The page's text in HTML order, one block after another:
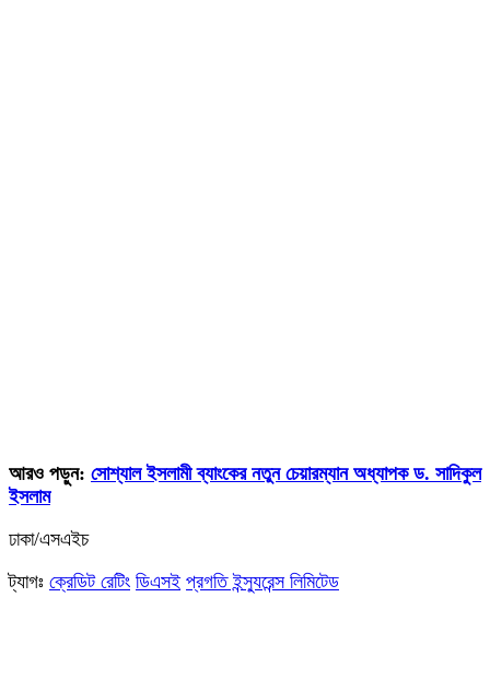
আরও পড়ুন: সোশ্যাল ইসলামী ব্যাংকের নতুন চেয়ারম্যান অধ্যাপক ড. সাদিকুল
ইসলাম
ঢাকা/এসএইচ
ট্যাগঃ ক্রেডিট রেটিং ডিএসই প্রগতি ইন্স্যুরেন্স লিমিটেড